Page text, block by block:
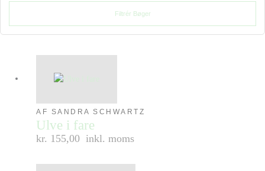
Filtrér Bøger
AF SANDRA SCHWARTZ
Ulve i fare
kr. 155,00 inkl. moms